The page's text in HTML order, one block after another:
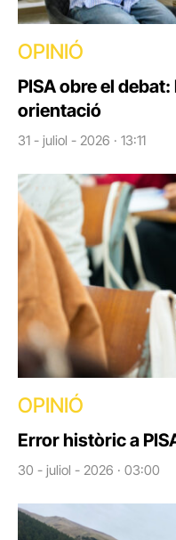
OPINIÓ
PISA obre el
orientació
31 - juliol - 2026 · 13:11
OPINIÓ
Error històric a
30 - juliol - 2026 · 03:00